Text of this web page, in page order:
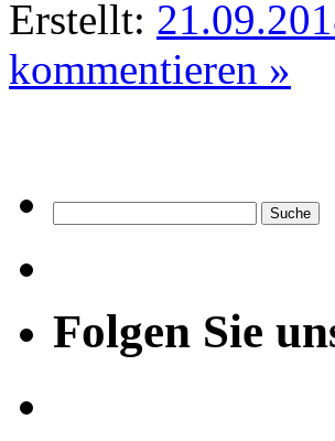
Erstellt:
kommentieren »
Folgen Sie